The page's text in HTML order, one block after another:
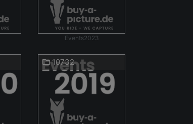
Events2023
10732